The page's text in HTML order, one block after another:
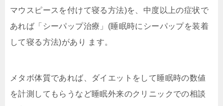
マウスピースを付けて寝る方法)を、中度以上の症状で
あれば「シーパップ治療」(睡眠時にシーパップを装着
して寝る方法)があり ます。
メタボ体質であれば、ダイエットをして睡眠時の数値
を計測してもらうなど睡眠外来のクリニックでの相談